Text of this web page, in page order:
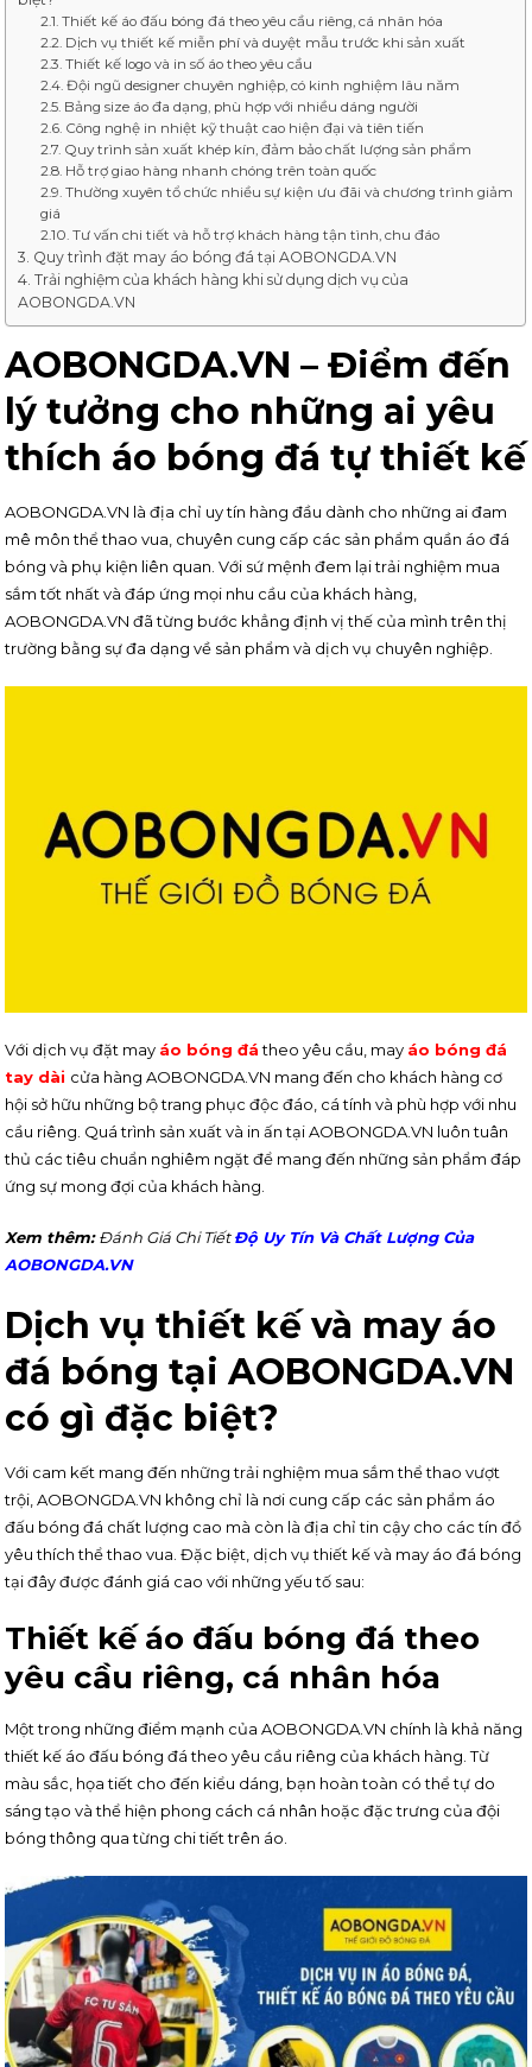
Thiết kế áo đấu bóng đá theo yêu cầu riêng, cá nhân hóa
Dịch vụ thiết kế miễn phí và duyệt mẫu trước khi sản xuất
Thiết kế logo và in số áo theo yêu cầu
Đội ngũ designer chuyên nghiệp, có kinh nghiệm lâu năm
Bảng size áo đa dạng, phù hợp với nhiều dáng người
Công nghệ in nhiệt kỹ thuật cao hiện đại và tiên tiến
Quy trình sản xuất khép kín, đảm bảo chất lượng sản phẩm
Hỗ trợ giao hàng nhanh chóng trên toàn quốc
Thường xuyên tổ chức nhiều sự kiện ưu đãi và chương trình giảm
giá
Tư vấn chi tiết và hỗ trợ khách hàng tận tình, chu đáo
Quy trình đặt may áo bóng đá tại AOBONGDA.VN
Trải nghiệm của khách hàng khi sử dụng dịch vụ của
AOBONGDA.VN
AOBONGDA.VN – Điểm đến
lý tưởng cho những ai yêu
thích áo bóng đá tự thiết kế
AOBONGDA.VN là địa chỉ uy tín hàng đầu dành cho những ai đam
mê môn thể thao vua, chuyên cung cấp các sản phẩm quần áo đá
bóng và phụ kiện liên quan. Với sứ mệnh đem lại trải nghiệm mua
sắm tốt nhất và đáp ứng mọi nhu cầu của khách hàng,
AOBONGDA.VN đã từng bước khẳng định vị thế của mình trên thị
trường bằng sự đa dạng về sản phẩm và dịch vụ chuyên nghiệp.
Với dịch vụ đặt may áo bóng đátheo yêu cầu, may áo bóng đá
tay dài cửa hàng AOBONGDA.VN mang đến cho khách hàng cơ
hội sở hữu những bộ trang phục độc đáo, cá tính và phù hợp với nhu
cầu riêng. Quá trình sản xuất và in ấn tại AOBONGDA.VN luôn tuân
thủ các tiêu chuẩn nghiêm ngặt để mang đến những sản phẩm đáp
ứng sự mong đợi của khách hàng.
Xem thêm:Đánh Giá Chi TiếtĐộ Uy Tín Và Chất Lượng Của
AOBONGDA.VN
Dịch vụ thiết kế và may áo
đá bóng tại AOBONGDA.VN
có gì đặc biệt?
Với cam kết mang đến những trải nghiệm mua sắm thể thao vượt
trội, AOBONGDA.VN không chỉ là nơi cung cấp các sản phẩm áo
đấu bóng đá chất lượng cao mà còn là địa chỉ tin cậy cho các tín đồ
yêu thích thể thao vua. Đặc biệt, dịch vụ thiết kế và may áo đá bóng
tại đây được đánh giá cao với những yếu tố sau:
Thiết kế áo đấu bóng đá theo
yêu cầu riêng, cá nhân hóa
Một trong những điểm mạnh của AOBONGDA.VN chính là khả năng
thiết kế áo đấu bóng đá theo yêu cầu riêng của khách hàng. Từ
màu sắc, họa tiết cho đến kiểu dáng, bạn hoàn toàn có thể tự do
sáng tạo và thể hiện phong cách cá nhân hoặc đặc trưng của đội
bóng thông qua từng chi tiết trên áo.